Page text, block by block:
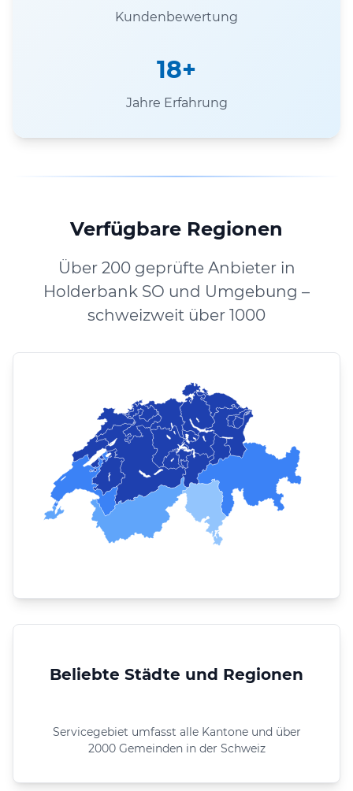
Kundenbewertung
18+
Jahre Erfahrung
Verfügbare Regionen
Über 200 geprüfte Anbieter in
Holderbank SO und Umgebung –
schweizweit über 1000
Beliebte Städte und Regionen
Servicegebiet umfasst alle Kantone und über
2000 Gemeinden in der Schweiz